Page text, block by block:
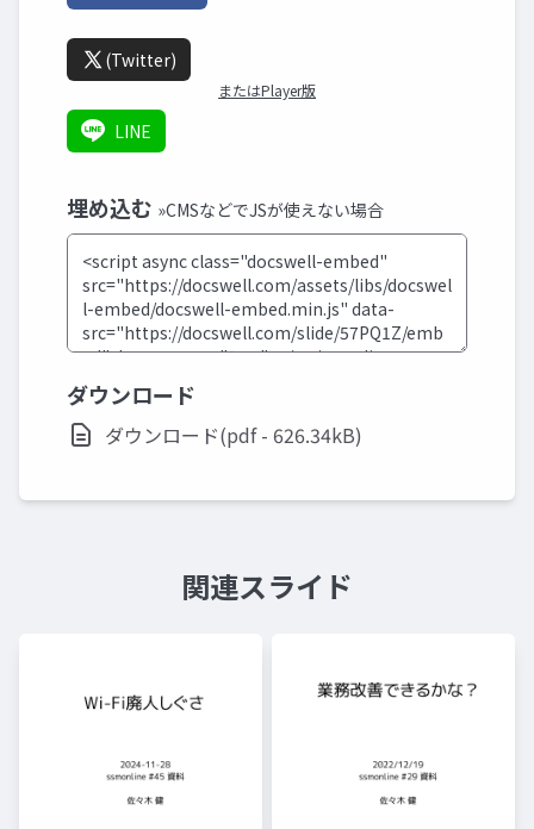
(Twitter)
またはPlayer版
LINE
埋め込む »CMSなどでJSが使えない場合
ダウンロード
ダウンロード(pdf - 626.34kB)
関連スライド